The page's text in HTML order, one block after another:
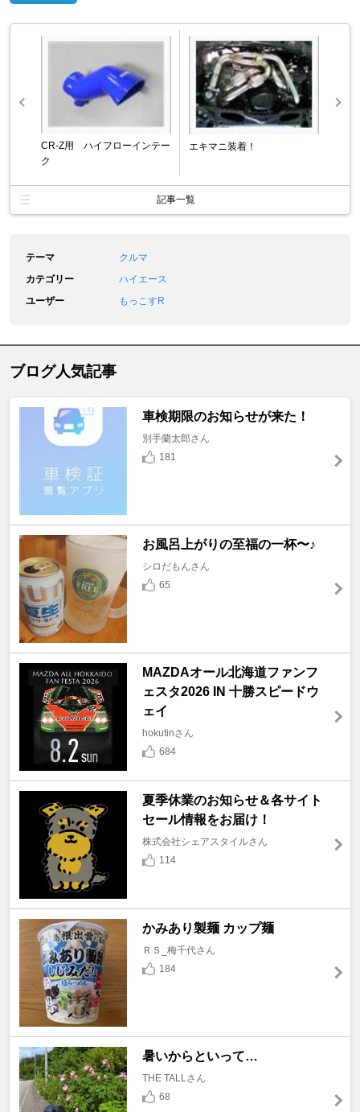
CR-Z用 ハイフローインテー
ク
エキマニ装着！
記事一覧
テーマ
クルマ
カテゴリー
ハイエース
ユーザー
もっこすR
ブログ人気記事
車検期限のお知らせが来た！
別手蘭太郎さん
181
お風呂上がりの至福の一杯〜♪
シロだもんさん
65
MAZDAオール北海道ファンフ
ェスタ2026 IN 十勝スピードウ
ェイ
hokutinさん
684
夏季休業のお知らせ＆各サイト
セール情報をお届け！
株式会社シェアスタイルさん
114
かみあり製麺 カップ麺
ＲＳ_梅千代さん
184
暑いからといって…
THE TALLさん
68